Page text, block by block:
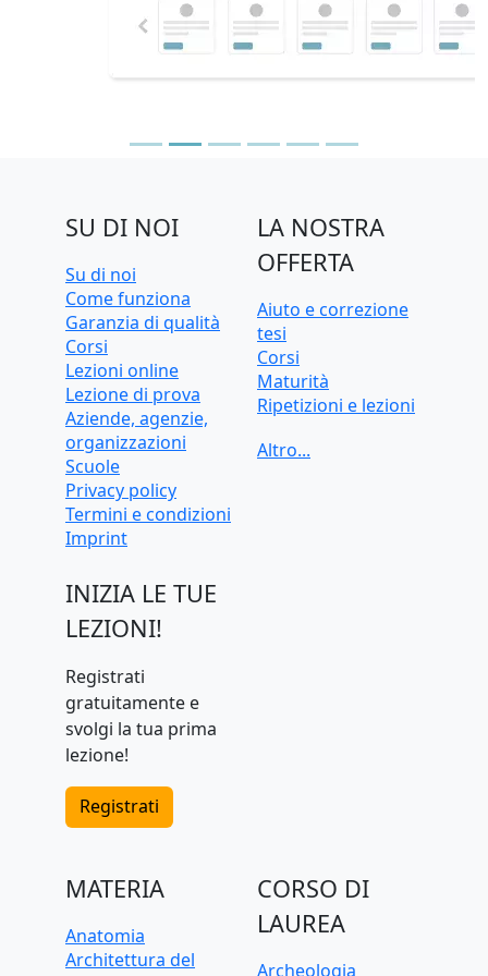
SU DI NOI
Su di noi
Come funziona
Garanzia di qualità
Corsi
Lezioni online
Lezione di prova
Aziende, agenzie,
organizzazioni
Scuole
Privacy policy
Termini e condizioni
Imprint
INIZIA LE TUE
LEZIONI!
Registrati
gratuitamente e
svolgi la tua prima
lezione!
Registrati
LA NOSTRA
OFFERTA
Aiuto e correzione
tesi
Corsi
Maturità
Ripetizioni e lezioni
online
MATERIA
Anatomia
Architettura del
CORSO DI
LAUREA
Archeologia